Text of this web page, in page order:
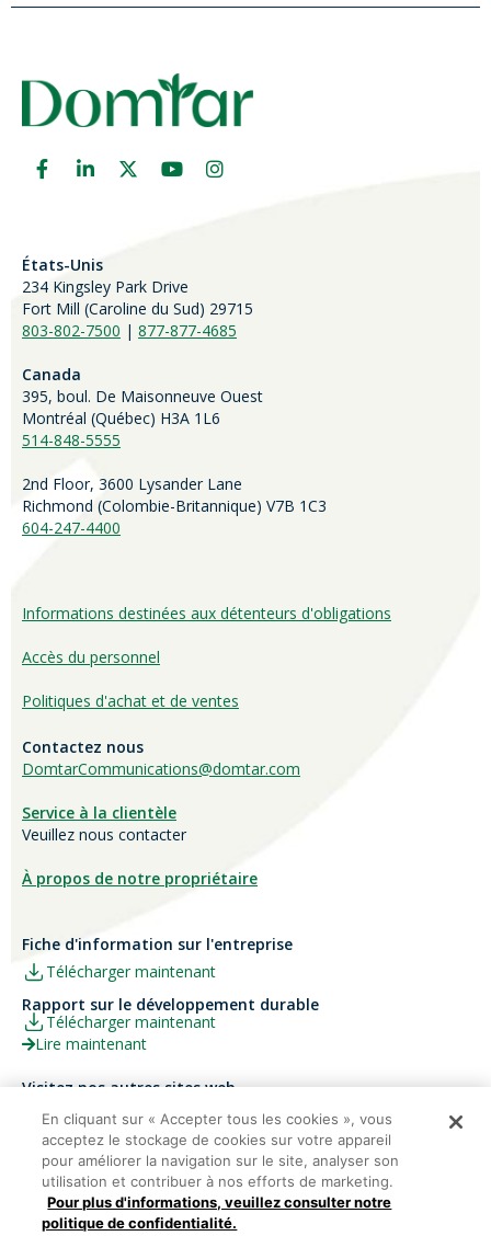
États-Unis
234 Kingsley Park Drive
Fort Mill (Caroline du Sud) 29715
803-802-7500 | 877-877-4685
Canada
395, boul. De Maisonneuve Ouest
Montréal (Québec) H3A 1L6
514-848-5555
2nd Floor, 3600 Lysander Lane
Richmond (Colombie-Britannique) V7B 1C3
604-247-4400
Informations destinées aux détenteurs d'obligations
Accès du personnel
Politiques d'achat et de ventes
Contactez nous
DomtarCommunications@domtar.com
Service à la clientèle
Veuillez nous contacter
À propos de notre propriétaire
Fiche d'information sur l'entreprise
Télécharger maintenant
Rapport sur le développement durable
Télécharger maintenant
Lire maintenant
Visitez nos autres sites web
Carrières
Ariva
Papier Xerox® Canada
Xerox® Paper USA
En cliquant sur « Accepter tous les cookies », vous
acceptez le stockage de cookies sur votre appareil
pour améliorer la navigation sur le site, analyser son
utilisation et contribuer à nos efforts de marketing.
Pour plus d'informations, veuillez consulter notre
politique de confidentialité.